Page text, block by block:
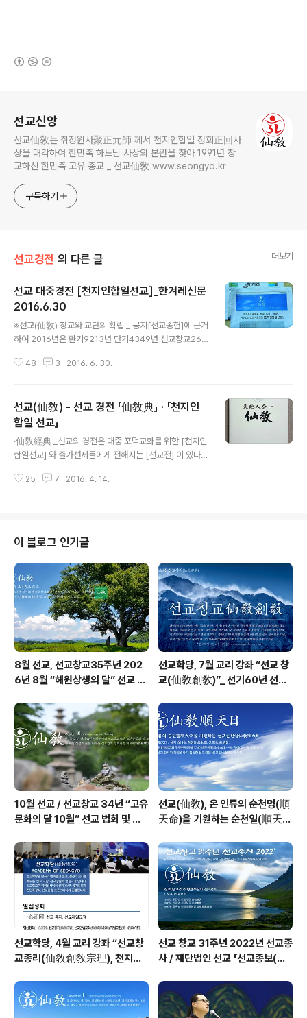
선교신앙
선교仙敎는 취정원사聚正元師 께서 천지인합일 정회正回사
상을 대각하여 한민족 하느님 사상의 본원을 찾아 1991년 창
교하신 한민족 고유 종교 _ 선교仙敎 www.seongyo.kr
구독하기
선교경전 의 다른 글 더보기
선교 대중경전 [천지인합일선교]_한겨레신문
2016.6.30
※선교(仙敎) 창교와 교단의 확립 _ 공지[선교종헌]에 근거
하여 2016년은 환기9213년 단기4349년 선교창교26
취정원사(聚正元師)께서 창교하신 선교(仙敎)는 귀원일
습니다. 선교 교단은 선교최고의결기관 선교환인집부회 종
사결의에 의거, 취정원사님의 「1991년 선교창교 원년」을
선교종헌에 제정반포하였습니다. 선교개천(仙敎開天) 원
년 / 환기9185년 단기4321년 서기1988년 무진년 선교
창교(仙敎創敎) 원년 / 환기9188년 단기4324년 서기1
991년 신미년 선교정회(仙敎正回) 원년 / 환기9194년
48 3 2016. 6. 30.
선교(仙敎) - 선교 경전 「仙敎典」 · 「천지인
합일 선교」
·仙敎經典 _선교의 경전은 대중 포덕교화를 위한 [천지인
합일선교] 와 출가선제들에게 전해지는 [선교전] 이 있다.
으나 출가선제들에게 전해지는 수계와 계율과 선가에 비전
제와 일반인들을 위해 편찬하신 선교입문도서이며 대중포
덕교화를 위한 대중경전이다. 선교경전 「천지인합일 선교」
[천지인합일선교] 2012, 선가서림. _원저 선교환인집부회
원사_감수 선교총림선림원원주_보전 선교문화예술보존회
仙敎經典 · 天地人合一仙敎 · 仙家書林
25 7 2016. 4. 14.
이 블로그 인기글
8월 선교, 선교창교35주년 202
6년 8월 “해원상생의 달” 선교 법
선교학당, 7월 교리 강좌 “선교 창
교(仙敎創敎)”_ 선기60년 선교
10월 선교 / 선교창교 34년 “고유
문화의 달 10월” 선교 법회 및 수
선교(仙敎), 온 인류의 순천명(順
天命)을 기원하는 순천일(順天
정반포
선교학당, 4월 교리 강좌 “선교창
교종리(仙敎創敎宗理), 천지인
기60년 선교창교36년 열린학당
선교 창교 31주년 2022년 선교종
사 / 재단법인 선교 「선교종보(仙